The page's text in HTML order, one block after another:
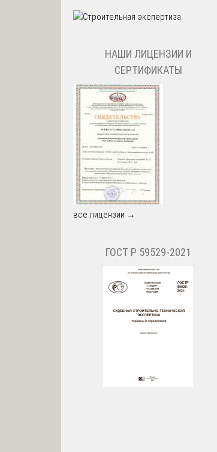
НАШИ ЛИЦЕНЗИИ И
СЕРТИФИКАТЫ
все лицензии →
ГОСТ Р 59529-2021